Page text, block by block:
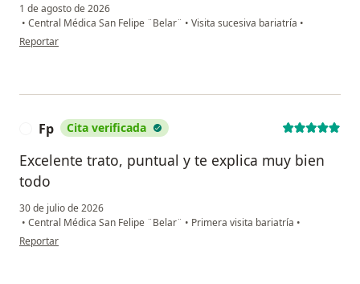
1 de agosto de 2026
• Central Médica San Felipe ¨Belar¨ • Visita sucesiva bariatría •
en opinión del usuario Beatriz Aide Robles
Reportar
Fp Cita verificada
Excelente trato, puntual y te explica muy bien
todo
30 de julio de 2026
• Central Médica San Felipe ¨Belar¨ • Primera visita bariatría •
en opinión del usuario Fp
Reportar